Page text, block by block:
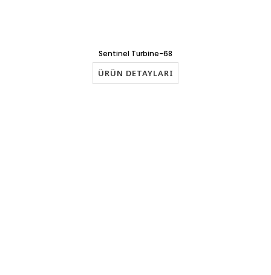
Sentinel Turbine-68
ÜRÜN DETAYLARI